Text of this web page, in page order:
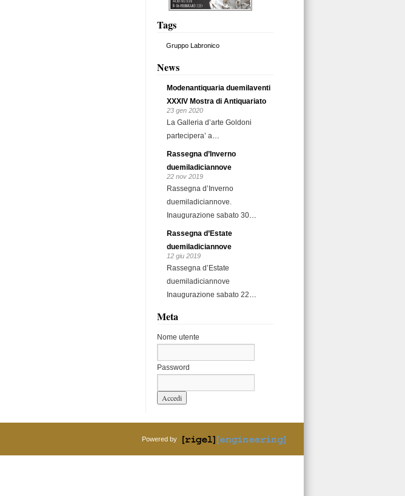
Tags
Gruppo Labronico
News
Modenantiquaria duemilaventi
XXXIV Mostra di Antiquariato
23 gen 2020
La Galleria d’arte Goldoni
partecipera’ a…
Rassegna d’Inverno
duemiladiciannove
22 nov 2019
Rassegna d’Inverno
duemiladiciannove.
Inaugurazione sabato 30…
Rassegna d’Estate
duemiladiciannove
12 giu 2019
Rassegna d’Estate
duemiladiciannove
Inaugurazione sabato 22…
Meta
Nome utente
Password
Powered by